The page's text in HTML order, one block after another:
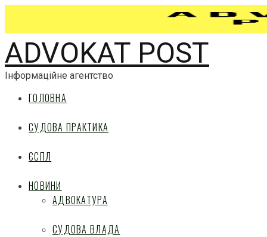
ADVOKAT POST
Інформаційне агентство
ГОЛОВНА
СУДОВА ПРАКТИКА
ЄСПЛ
НОВИНИ
АДВОКАТУРА
СУДОВА ВЛАДА